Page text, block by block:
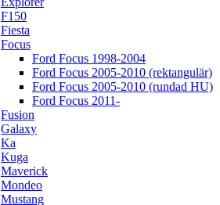
F150
Fiesta
Focus
Ford Focus 1998-2004
Ford Focus 2005-2010 (rektangulär)
Ford Focus 2005-2010 (rundad HU)
Ford Focus 2011-
Fusion
Galaxy
Ka
Kuga
Maverick
Mondeo
Mustang